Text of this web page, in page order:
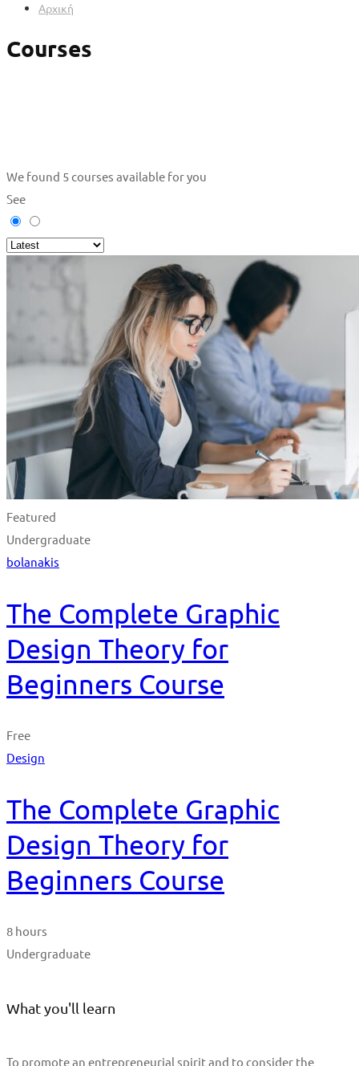
Αρχική
Courses
We found 5courses available for you
See
Featured
Undergraduate
bolanakis
The Complete Graphic
Design Theory for
Beginners Course
Free
Design
The Complete Graphic
Design Theory for
Beginners Course
8 hours
Undergraduate
What you'll learn
To promote an entrepreneurial spirit and to consider the